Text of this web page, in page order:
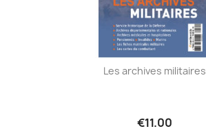
Les archives militaires
€11.00